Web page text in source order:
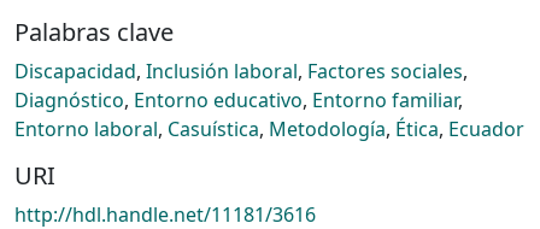
Palabras clave
Discapacidad, Inclusión laboral, Factores sociales,
Diagnóstico, Entorno educativo, Entorno familiar,
Entorno laboral, Casuística, Metodología, Ética, Ecuador
URI
http://hdl.handle.net/11181/3616